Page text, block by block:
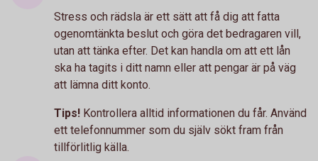
Stress och rädsla är ett sätt att få dig att fatta
ogenomtänkta beslut och göra det bedragaren vill,
utan att tänka efter. Det kan handla om att ett lån
ska ha tagits i ditt namn eller att pengar är på väg
att lämna ditt konto.
Tips! Kontrollera alltid informationen du får. Använd
ett telefonnummer som du själv sökt fram från
tillförlitlig källa.